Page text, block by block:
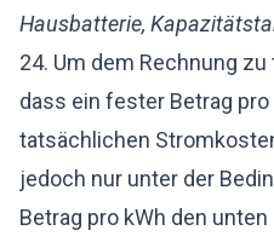
Hausbatterie,
24. Um dem Rechnung
dass ein fester Betrag
tatsächlichen
jedoch nur unter der
Betrag pro kWh den